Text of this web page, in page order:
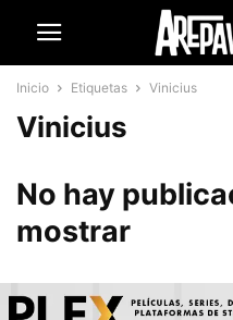
Inicio Etiquetas Vinicius
Vinicius
No hay
mostrar